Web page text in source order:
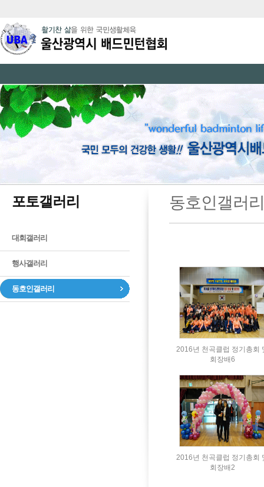
포토갤러리
대회갤러리
행사갤러리
동호인갤러리
동호인갤러리
2016년 천곡클럽 정기총회
회장배6
2016년 천곡클럽 정기총회
회장배2